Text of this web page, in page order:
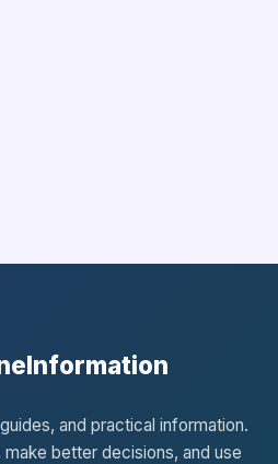
and practical information.
better decisions, and use